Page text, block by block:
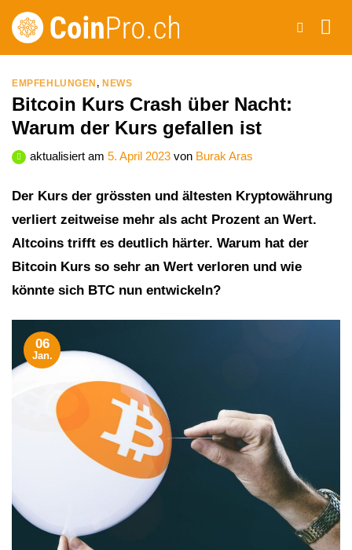
Zum
Inhalt
EMPFEHLUNGEN,NEWS
Bitcoin Kurs Crash über Nacht:
Warum der Kurs gefallen ist
aktualisiert am 5. April 2023 von Burak Aras
Der Kurs der grössten und ältesten Kryptowährung
verliert zeitweise mehr als acht Prozent an Wert.
Altcoins trifft es deutlich härter. Warum hat der
Bitcoin Kurs so sehr an Wert verloren und wie
könnte sich BTC nun entwickeln?
06
Jan.